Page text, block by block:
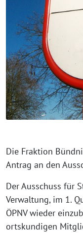
Die Fraktion
Antrag an den
Der Ausschuss für
Verwaltung, im 1.
ÖPNV wieder
ortskundigen